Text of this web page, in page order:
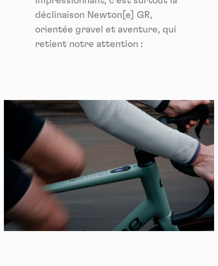
déclinaison Newton[e] GR,
orientée gravel et aventure, qui
retient notre attention :